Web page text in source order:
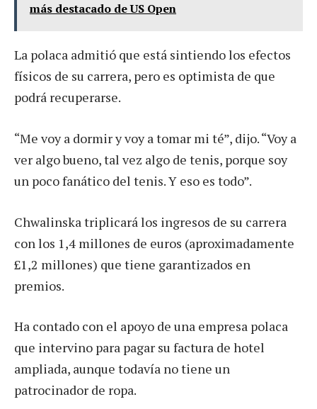
más destacado de US Open
La polaca admitió que está sintiendo los efectos
físicos de su carrera, pero es optimista de que
podrá recuperarse.
“Me voy a dormir y voy a tomar mi té”, dijo. “Voy a
ver algo bueno, tal vez algo de tenis, porque soy
un poco fanático del tenis. Y eso es todo”.
Chwalinska triplicará los ingresos de su carrera
con los 1,4 millones de euros (aproximadamente
£1,2 millones) que tiene garantizados en
premios.
Ha contado con el apoyo de una empresa polaca
que intervino para pagar su factura de hotel
ampliada, aunque todavía no tiene un
patrocinador de ropa.